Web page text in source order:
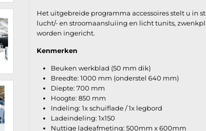
Het uitgebreide programma accessoires stelt u in
lucht/- en stroomaansluiing en licht tunits,
worden ingericht.
Kenmerken
Beuken werkblad (50 mm dik)
Breedte: 1000 mm (onderstel 640 mm)
Diepte: 700 mm
Hoogte: 850 mm
Indeling: 1x schuiflade / 1x legbord
Ladeindeling: 1x150
Nuttige ladeafmeting: 500mm x 600mm